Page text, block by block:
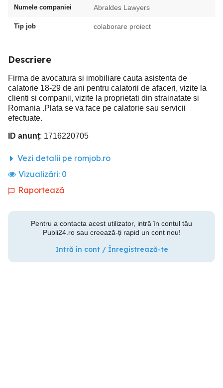
Numele companiei Abraldes Lawyers
Tip job colaborare proiect
Descriere
Firma de avocatura si imobiliare cauta asistenta de
calatorie 18-29 de ani pentru calatorii de afaceri, vizite la
clienti si companii, vizite la proprietati din strainatate si
Romania .Plata se va face pe calatorie sau servicii
efectuate.
ID anunț: 1716220705
Vezi detalii pe romjob.ro
Vizualizări: 0
Raportează
Pentru a contacta acest utilizator, intră în contul tău
Publi24.ro sau creează-ți rapid un cont nou!
Intră în cont / Înregistrează-te